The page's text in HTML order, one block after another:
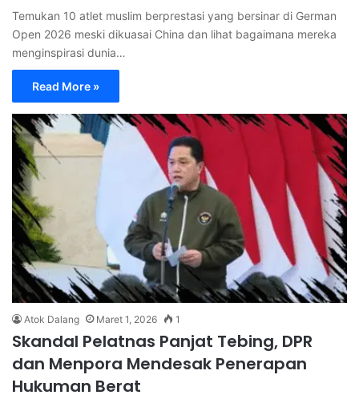
Temukan 10 atlet muslim berprestasi yang bersinar di German
Open 2026 meski dikuasai China dan lihat bagaimana mereka
menginspirasi dunia…
Read More »
Atok Dalang Maret 1, 2026 1
Skandal Pelatnas Panjat Tebing, DPR
dan Menpora Mendesak Penerapan
Hukuman Berat